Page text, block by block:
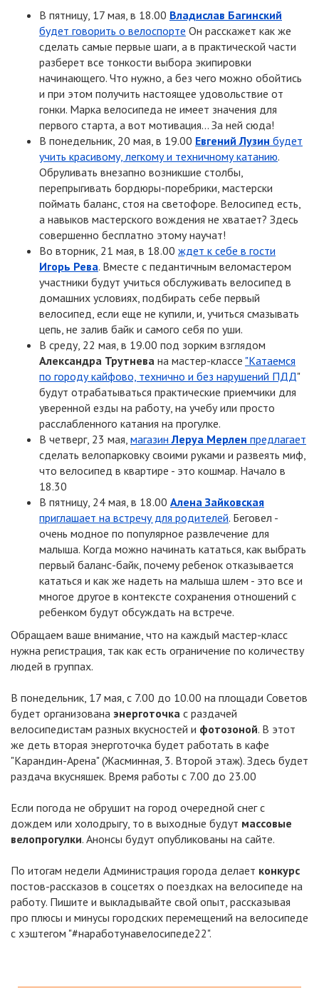
В пятницу, 17 мая, в 18.00 Владислав Багинский
будет говорить о велоспорте Он расскажет как же
сделать самые первые шаги, а в практической части
разберет все тонкости выбора экипировки
начинающего. Что нужно, а без чего можно обойтись
и при этом получить настоящее удовольствие от
гонки. Марка велосипеда не имеет значения для
первого старта, а вот мотивация… За ней сюда!
В понедельник, 20 мая, в 19.00 Евгений Лузин будет
учить красивому, легкому и техничному катанию.
Обруливать внезапно возникшие столбы,
перепрыгивать бордюры-поребрики, мастерски
поймать баланс, стоя на светофоре. Велосипед есть,
а навыков мастерского вождения не хватает? Здесь
совершенно бесплатно этому научат!
Во вторник, 21 мая, в 18.00 ждет к себе в гости
Игорь Рева. Вместе с педантичным веломастером
участники будут учиться обслуживать велосипед в
домашних условиях, подбирать себе первый
велосипед, если еще не купили, и, учиться смазывать
цепь, не залив байк и самого себя по уши.
В среду, 22 мая, в 19.00 под зорким взглядом
Александра Трутнева на мастер-классе "Катаемся
по городу кайфово, технично и без нарушений ПДД"
будут отрабатываться практические приемчики для
уверенной езды на работу, на учебу или просто
расслабленного катания на прогулке.
В четверг, 23 мая, магазинЛеруа Мерлен предлагает
сделать велопарковку своими руками и развеять миф,
что велосипед в квартире - это кошмар. Начало в
18.30
В пятницу, 24 мая, в 18.00 Алена Зайковская
приглашает на встречу для родителей. Беговел -
очень модное по популярное развлечение для
малыша. Когда можно начинать кататься, как выбрать
первый баланс-байк, почему ребенок отказывается
кататься и как же надеть на малыша шлем - это все и
многое другое в контексте сохранения отношений с
ребенком будут обсуждать на встрече.
Обращаем ваше внимание, что на каждый мастер-класс
нужна регистрация, так как есть ограничение по количеству
людей в группах.
В понедельник, 17 мая, с 7.00 до 10.00 на площади Советов
будет организована энерготочка с раздачей
велосипедистам разных вкусностей и фотозоной. В этот
же деть вторая энерготочка будет работать в кафе
"Карандин-Арена" (Жасминная, 3. Второй этаж). Здесь будет
раздача вкусняшек. Время работы с 7.00 до 23.00
Если погода не обрушит на город очередной снег с
дождем или холодрыгу, то в выходные будут массовые
велопрогулки. Анонсы будут опубликованы на сайте.
По итогам недели Администрация города делает конкурс
постов-рассказов в соцсетях о поездках на велосипеде на
работу. Пишите и выкладывайте свой опыт, рассказывая
про плюсы и минусы городских перемещений на велосипеде
с хэштегом "#наработунавелосипеде22".